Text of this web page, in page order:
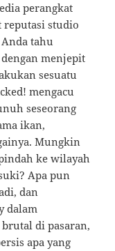
perangkat
reputasi studio
tahu
menjepit
sesuatu
mengacu
seseorang
ikan,
Mungkin
ke wilayah
Apa pun
dan
dalam
di pasaran,
apa yang